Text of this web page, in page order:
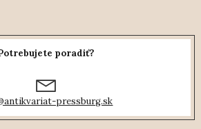
poradiť?
pressburg.sk